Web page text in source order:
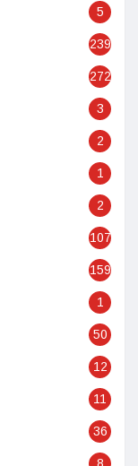
5
239
272
3
2
1
2
107
159
1
50
12
11
36